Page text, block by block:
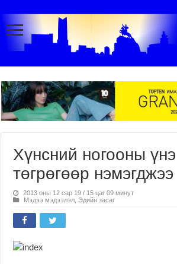
Хүнсний ногооны
төгрөгөөр нэмэгджээ
2013 оны 12 сар 19 / 15 цаг 09 минут
Мэдээ мэдээлэл Эдийн засаг